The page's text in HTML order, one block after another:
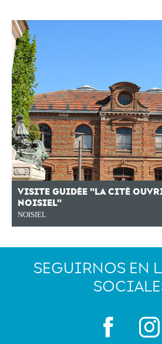
VISITE GUIDÉE "LA CITÉ
NOISIEL"
NOISIEL
SEGUIRNOS EN